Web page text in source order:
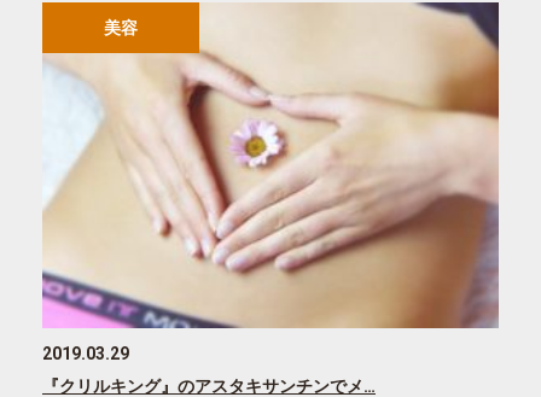
美容
2019.03.29
『クリルキング』のアスタキサンチンでメ…